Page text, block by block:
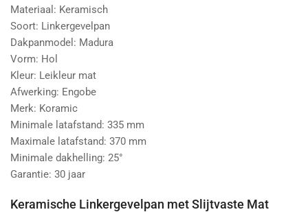
Materiaal: Keramisch
Soort: Linkergevelpan
Dakpanmodel: Madura
Vorm: Hol
Kleur: Leikleur mat
Afwerking: Engobe
Merk: Koramic
Minimale latafstand: 335 mm
Maximale latafstand: 370 mm
Minimale dakhelling: 25°
Garantie: 30 jaar
Keramische Linkergevelpan met Slijtvaste Mat